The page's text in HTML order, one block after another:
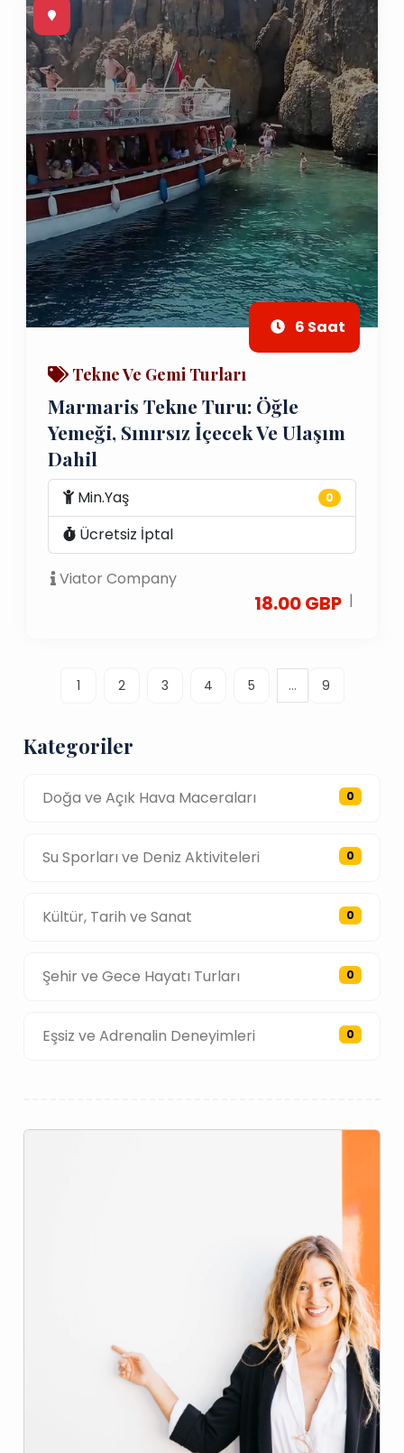
6 Saat
Tekne Ve Gemi Turları
Marmaris Tekne Turu: Öğle
Yemeği, Sınırsız İçecek Ve Ulaşım
Dahil
Min.Yaş 0
Ücretsiz İptal
Viator Company
18.00 GBP |
1 2 3 4 5 ... 9
Kategoriler
Doğa ve Açık Hava Maceraları 0
Su Sporları ve Deniz Aktiviteleri 0
Kültür, Tarih ve Sanat 0
Şehir ve Gece Hayatı Turları 0
Eşsiz ve Adrenalin Deneyimleri 0